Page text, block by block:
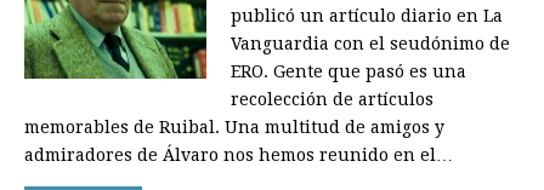
publicó un artículo diario en La
Vanguardia con el seudónimo de
ERO. Gente que pasó es una
recolección de artículos
memorables de Ruibal. Una multitud de amigos y
admiradores de Álvaro nos hemos reunido en el…